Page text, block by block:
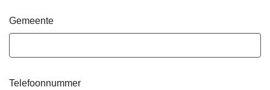
Gemeente
Telefoonnummer